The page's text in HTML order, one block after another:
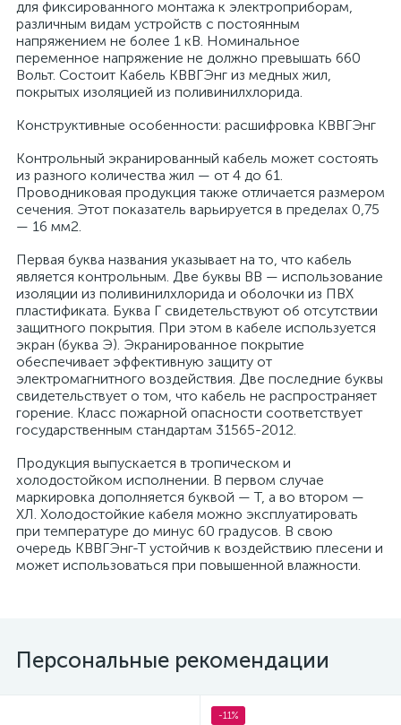
для фиксированного монтажа к электроприборам,
различным видам устройств с постоянным
напряжением не более 1 кВ. Номинальное
переменное напряжение не должно превышать 660
Вольт. Состоит Кабель КВВГЭнг из медных жил,
покрытых изоляцией из поливинилхлорида.
Конструктивные особенности: расшифровка КВВГЭнг
Контрольный экранированный кабель может состоять
из разного количества жил — от 4 до 61.
Проводниковая продукция также отличается размером
сечения. Этот показатель варьируется в пределах 0,75
— 16 мм2.
Первая буква названия указывает на то, что кабель
является контрольным. Две буквы ВВ — использование
изоляции из поливинилхлорида и оболочки из ПВХ
пластификата. Буква Г свидетельствуют об отсутствии
защитного покрытия. При этом в кабеле используется
экран (буква Э). Экранированное покрытие
обеспечивает эффективную защиту от
электромагнитного воздействия. Две последние буквы
свидетельствует о том, что кабель не распространяет
горение. Класс пожарной опасности соответствует
государственным стандартам 31565-2012.
Продукция выпускается в тропическом и
холодостойком исполнении. В первом случае
маркировка дополняется буквой — Т, а во втором —
ХЛ. Холодостойкие кабеля можно эксплуатировать
при температуре до минус 60 градусов. В свою
очередь КВВГЭнг-Т устойчив к воздействию плесени и
может использоваться при повышенной влажности.
Персональные рекомендации
-11%